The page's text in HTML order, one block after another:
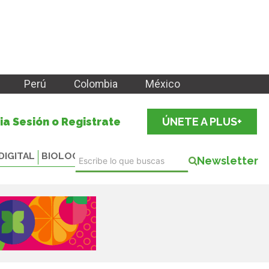
Perú Colombia México
Sesión o Registrate ÚNETE A PLUS+
BIOLOGICALS Newsletter